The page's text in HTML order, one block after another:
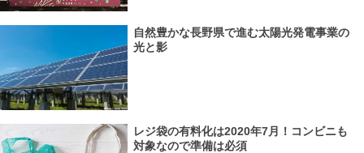
自然豊かな長野県で進む太陽光発電事業の
光と影
レジ袋の有料化は2020年7月！コンビニも
対象なので準備は必須